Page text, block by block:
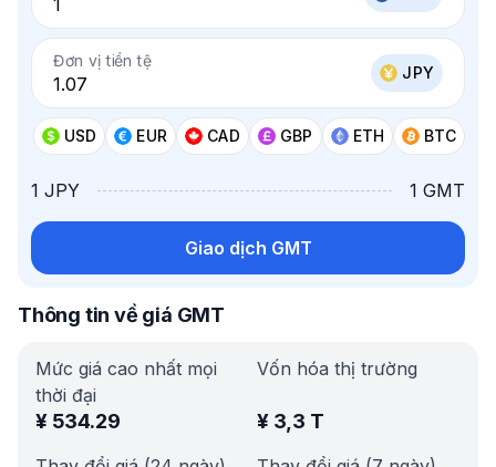
Đơn vị tiền tệ
JPY
USD EUR CAD GBP ETH BTC
1 JPY 1 GMT
Giao dịch GMT
Thông tin về giá GMT
Mức giá cao nhất mọi
thời đại
¥ 534.29
Vốn hóa thị trường
¥ 3,3 T